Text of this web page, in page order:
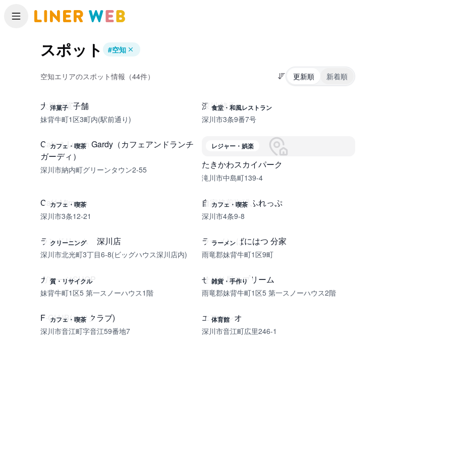
メニュー
スポット #空知
空知エリアのスポット情報（44件） 更新順 新着順
洋菓子
大黒屋菓子舗
妹背牛町1区3町内(駅前通り)
食堂・和風レストラン
深川 蛯天
深川市3条9番7号
カフェ・喫茶
Cafe & Lunch Gardy（カフェアンドランチ
ガーディ）
深川市納内町グリーンタウン2-55
レジャー・娯楽
たきかわスカイパーク
滝川市中島町139-4
カフェ・喫茶
Café Mimosa
深川市3条12-21
カフェ・喫茶
自家焙煎珈琲ふれっぷ
深川市4条9-8
クリーニング
ランドリーム 深川店
深川市北光町3丁目6-8(ビッグハウス深川店内)
ラーメン
ラーメン ばにはつ 分家
雨竜郡妹背牛町1区9町
質・リサイクル
ガレージSHOP
妹背牛町1区5 第一スノーハウス1階
雑貨・手作り
せどり屋スプリーム
雨竜郡妹背牛町1区5 第一スノーハウス2階
カフェ・喫茶
F-CLUB(エフクラブ)
深川市音江町字音江59番地7
体育館
エフパシオ
深川市音江町広里246-1